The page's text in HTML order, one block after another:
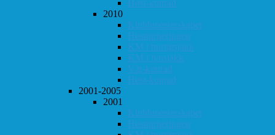
Høst-konrad
2010
Klubbmesterskapet
Høstturneringen
KM i hurtigsjakk
KM i lynsjakk
Vår-konrad
Høst-konrad
2001-2005
2001
Klubbmesterskapet
Høstturneringen